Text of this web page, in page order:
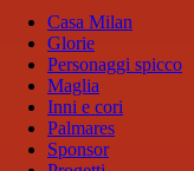
Casa Milan
Glorie
Personaggi spicco
Maglia
Inni e cori
Palmares
Sponsor